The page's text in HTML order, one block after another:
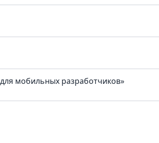
мобильных разработчиков»